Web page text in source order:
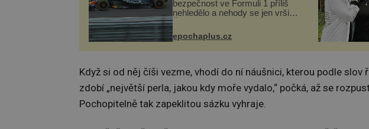
bezpečnost ve Formuli 1 příliš
nehledělo a nehody se jen vršily.
kůži, často s trvalými následky
nebo bohužel i ztrátou života.
Dnes nepochopiteln...
epochaplus.cz
Když si od něj číši vezme, vhodí do ní náušnici, kterou podle
zdobí „největší perla, jakou kdy moře vydalo,“ počká, až se
Pochopitelně tak zapeklitou sázku vyhraje.